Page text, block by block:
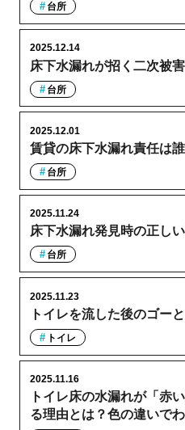
台所
床下水漏れが招く二次被
2025.12.14
台所
賃貸の床下水漏れ責任は
2025.12.01
台所
床下水漏れ発見時の正し
2025.11.24
台所
トイレを流した後のゴー
2025.11.23
トイレ
トイレ床の水漏れが「赤
る理由とは？色の違いで
2025.11.16